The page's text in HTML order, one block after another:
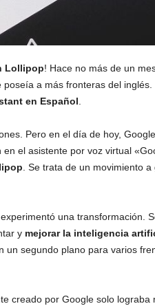
Lollipop! Hace no más de un
a más fronteras del inglés.
en Español
Pero en el día de hoy,
el asistente por voz virtual
. Se trata de un movimiento
una transformación.
y mejorar la inteligencia
un segundo plano para varios
creado por Google solo lograba